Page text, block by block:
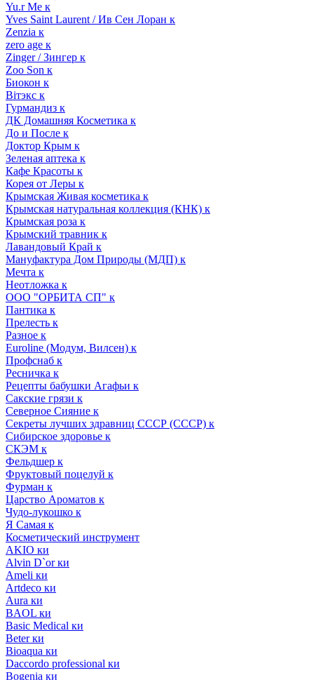
Yu.r Me к
Yves Saint Laurent / Ив Сен Лоран к
Zenzia к
zero age к
Zinger / Зингер к
Zoo Son к
Биокон к
Вiтэкс к
Гурмандиз к
ДК Домашняя Косметика к
До и После к
Доктор Крым к
Зеленая аптека к
Кафе Красоты к
Корея от Леры к
Крымская Живая косметика к
Крымская натуральная коллекция (КНК) к
Крымская роза к
Крымский травник к
Лавандовый Край к
Мануфактура Дом Природы (МДП) к
Мечта к
Неотложка к
ООО "ОРБИТА СП" к
Пантика к
Прелесть к
Разное к
Euroline (Модум, Вилсен) к
Профснаб к
Ресничка к
Рецепты бабушки Агафьи к
Сакские грязи к
Северное Сияние к
Секреты лучших здравниц СССР (СССР) к
Сибирское здоровье к
СКЭМ к
Фельдшер к
Фруктовый поцелуй к
Фурман к
Царство Ароматов к
Чудо-лукошко к
Я Самая к
Косметический инструмент
AKIO ки
Alvin D`or ки
Ameli ки
Artdeco ки
Aura ки
BAOL ки
Basic Medical ки
Beter ки
Bioaqua ки
Daccordo professional ки
Bogenia ки